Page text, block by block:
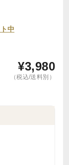
中
¥3,980
（税込/送料別）